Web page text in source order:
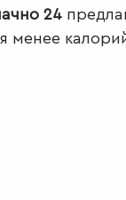
24
менее